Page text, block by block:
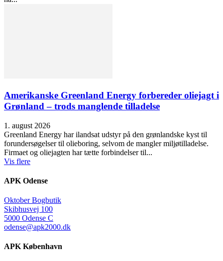
Amerikanske Greenland Energy forbereder oliejagt i
Grønland – trods manglende tilladelse
1. august 2026
Greenland Energy har ilandsat udstyr på den grønlandske kyst til
forundersøgelser til olieboring, selvom de mangler miljøtilladelse.
Firmaet og oliejagten har tætte forbindelser til...
Vis flere
APK Odense
Oktober Bogbutik
Skibhusvej 100
5000 Odense C
odense@apk2000.dk
APK København